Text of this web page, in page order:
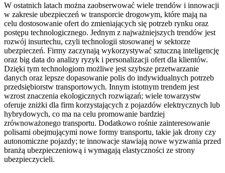
W ostatnich latach można zaobserwować wiele trendów i innowacji
w zakresie ubezpieczeń w transporcie drogowym, które mają na
celu dostosowanie ofert do zmieniających się potrzeb rynku oraz
postępu technologicznego. Jednym z najważniejszych trendów jest
rozwój insurtechu, czyli technologii stosowanej w sektorze
ubezpieczeń. Firmy zaczynają wykorzystywać sztuczną inteligencję
oraz big data do analizy ryzyk i personalizacji ofert dla klientów.
Dzięki tym technologiom możliwe jest szybsze przetwarzanie
danych oraz lepsze dopasowanie polis do indywidualnych potrzeb
przedsiębiorstw transportowych. Innym istotnym trendem jest
wzrost znaczenia ekologicznych rozwiązań; wiele towarzystw
oferuje zniżki dla firm korzystających z pojazdów elektrycznych lub
hybrydowych, co ma na celu promowanie bardziej
zrównoważonego transportu. Dodatkowo rośnie zainteresowanie
polisami obejmującymi nowe formy transportu, takie jak drony czy
autonomiczne pojazdy; te innowacje stawiają nowe wyzwania przed
branżą ubezpieczeniową i wymagają elastyczności ze strony
ubezpieczycieli.